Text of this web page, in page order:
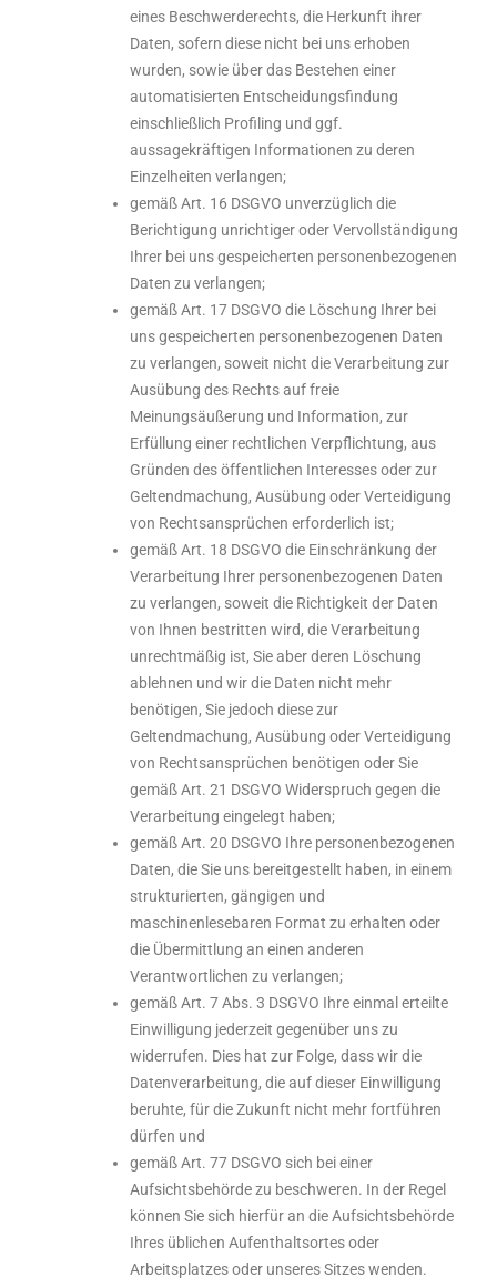
eines Beschwerderechts, die Herkunft ihrer
Daten, sofern diese nicht bei uns erhoben
wurden, sowie über das Bestehen einer
automatisierten Entscheidungsfindung
einschließlich Profiling und ggf.
aussagekräftigen Informationen zu deren
Einzelheiten verlangen;
gemäß Art. 16 DSGVO unverzüglich die
Berichtigung unrichtiger oder Vervollständigung
Ihrer bei uns gespeicherten personenbezogenen
Daten zu verlangen;
gemäß Art. 17 DSGVO die Löschung Ihrer bei
uns gespeicherten personenbezogenen Daten
zu verlangen, soweit nicht die Verarbeitung zur
Ausübung des Rechts auf freie
Meinungsäußerung und Information, zur
Erfüllung einer rechtlichen Verpflichtung, aus
Gründen des öffentlichen Interesses oder zur
Geltendmachung, Ausübung oder Verteidigung
von Rechtsansprüchen erforderlich ist;
gemäß Art. 18 DSGVO die Einschränkung der
Verarbeitung Ihrer personenbezogenen Daten
zu verlangen, soweit die Richtigkeit der Daten
von Ihnen bestritten wird, die Verarbeitung
unrechtmäßig ist, Sie aber deren Löschung
ablehnen und wir die Daten nicht mehr
benötigen, Sie jedoch diese zur
Geltendmachung, Ausübung oder Verteidigung
von Rechtsansprüchen benötigen oder Sie
gemäß Art. 21 DSGVO Widerspruch gegen die
Verarbeitung eingelegt haben;
gemäß Art. 20 DSGVO Ihre personenbezogenen
Daten, die Sie uns bereitgestellt haben, in einem
strukturierten, gängigen und
maschinenlesebaren Format zu erhalten oder
die Übermittlung an einen anderen
Verantwortlichen zu verlangen;
gemäß Art. 7 Abs. 3 DSGVO Ihre einmal erteilte
Einwilligung jederzeit gegenüber uns zu
widerrufen. Dies hat zur Folge, dass wir die
Datenverarbeitung, die auf dieser Einwilligung
beruhte, für die Zukunft nicht mehr fortführen
dürfen und
gemäß Art. 77 DSGVO sich bei einer
Aufsichtsbehörde zu beschweren. In der Regel
können Sie sich hierfür an die Aufsichtsbehörde
Ihres üblichen Aufenthaltsortes oder
Arbeitsplatzes oder unseres Sitzes wenden.